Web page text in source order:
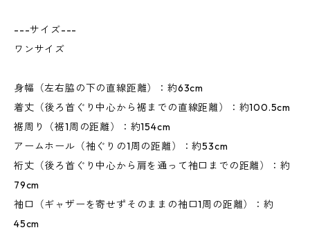
---サイズ---
ワンサイズ
身幅（左右脇の下の直線距離）：約63cm
着丈（後ろ首ぐり中心から裾までの直線距離）：約100.5cm
裾周り（裾1周の距離）：約154cm
アームホール（袖ぐりの1周の距離）：約53cm
裄丈（後ろ首ぐり中心から肩を通って袖口までの距離）：約
79cm
袖口（ギャザーを寄せずそのままの袖口1周の距離）：約
45cm